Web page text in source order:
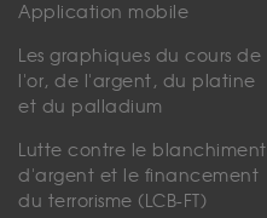
Application mobile
Les graphiques du cours de
l'or, de l'argent, du platine
et du palladium
Lutte contre le blanchiment
d'argent et le financement
du terrorisme (LCB-FT)